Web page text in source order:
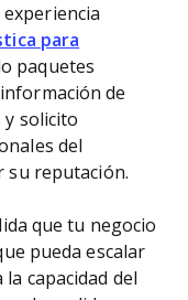
para
paquetes
de
y solicito
del
su reputación.
que tu negocio
pueda escalar
capacidad del